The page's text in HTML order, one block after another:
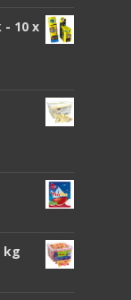
- 10 x
kg